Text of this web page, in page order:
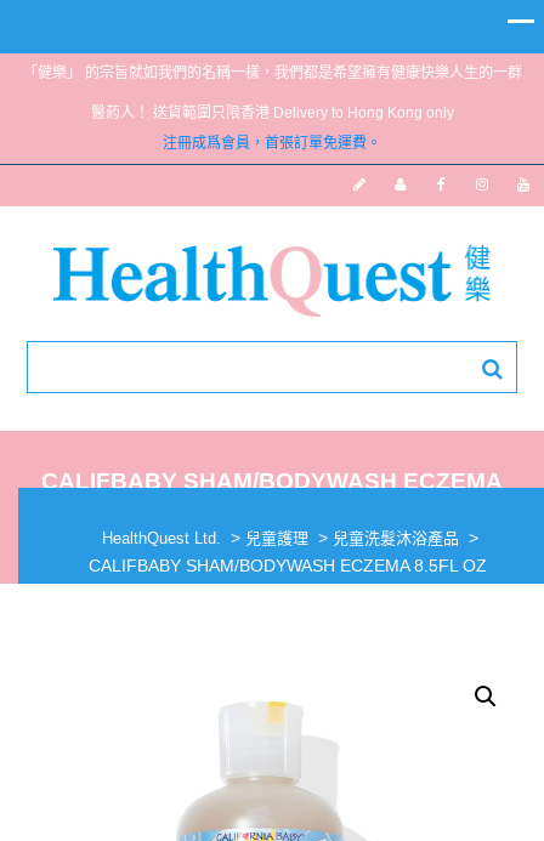
「健樂」 的宗旨就如我們的名稱一樣，我們都是希望擁有健康快樂人生的一群
醫葯人！ 送貨範圍只限香港 Delivery to Hong Kong only
注冊成爲會員，首張訂單免運費。
CALIFBABY SHAM/BODYWASH ECZEMA
HealthQuest Ltd. > 兒童護理 > 兒童洗髮沐浴產品 >
CALIFBABY SHAM/BODYWASH ECZEMA 8.5FL OZ